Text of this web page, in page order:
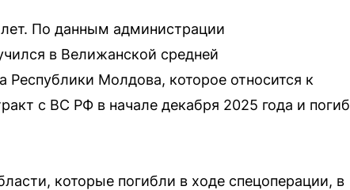
По данным администрации
в Велижанской средней
Молдова, которое относится к
с ВС РФ в начале декабря 2025 года и погиб
которые погибли в ходе спецоперации, в